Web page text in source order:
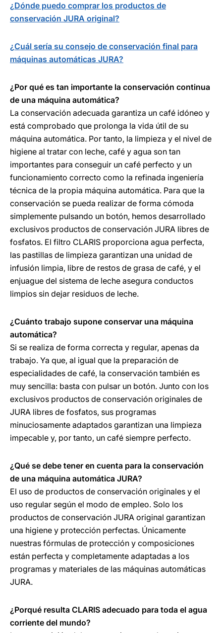
¿Dónde puedo comprar los productos de
conservación JURA original?
¿Cuál sería su consejo de conservación final para
máquinas automáticas JURA?
¿Por qué es tan importante la conservación continua
de una máquina automática?
La conservación adecuada garantiza un café idóneo y
está comprobado que prolonga la vida útil de su
máquina automática. Por tanto, la limpieza y el nivel de
higiene al tratar con leche, café y agua son tan
importantes para conseguir un café perfecto y un
funcionamiento correcto como la refinada ingeniería
técnica de la propia máquina automática. Para que la
conservación se pueda realizar de forma cómoda
simplemente pulsando un botón, hemos desarrollado
exclusivos productos de conservación JURA libres de
fosfatos. El filtro CLARIS proporciona agua perfecta,
las pastillas de limpieza garantizan una unidad de
infusión limpia, libre de restos de grasa de café, y el
enjuague del sistema de leche asegura conductos
limpios sin dejar residuos de leche.
¿Cuánto trabajo supone conservar una máquina
automática?
Si se realiza de forma correcta y regular, apenas da
trabajo. Ya que, al igual que la preparación de
especialidades de café, la conservación también es
muy sencilla: basta con pulsar un botón. Junto con los
exclusivos productos de conservación originales de
JURA libres de fosfatos, sus programas
minuciosamente adaptados garantizan una limpieza
impecable y, por tanto, un café siempre perfecto.
¿Qué se debe tener en cuenta para la conservación
de una máquina automática JURA?
El uso de productos de conservación originales y el
uso regular según el modo de empleo. Solo los
productos de conservación JURA original garantizan
una higiene y protección perfectas. Únicamente
nuestras fórmulas de protección y composiciones
están perfecta y completamente adaptadas a los
programas y materiales de las máquinas automáticas
JURA.
¿Porqué resulta CLARIS adecuado para toda el agua
corriente del mundo?